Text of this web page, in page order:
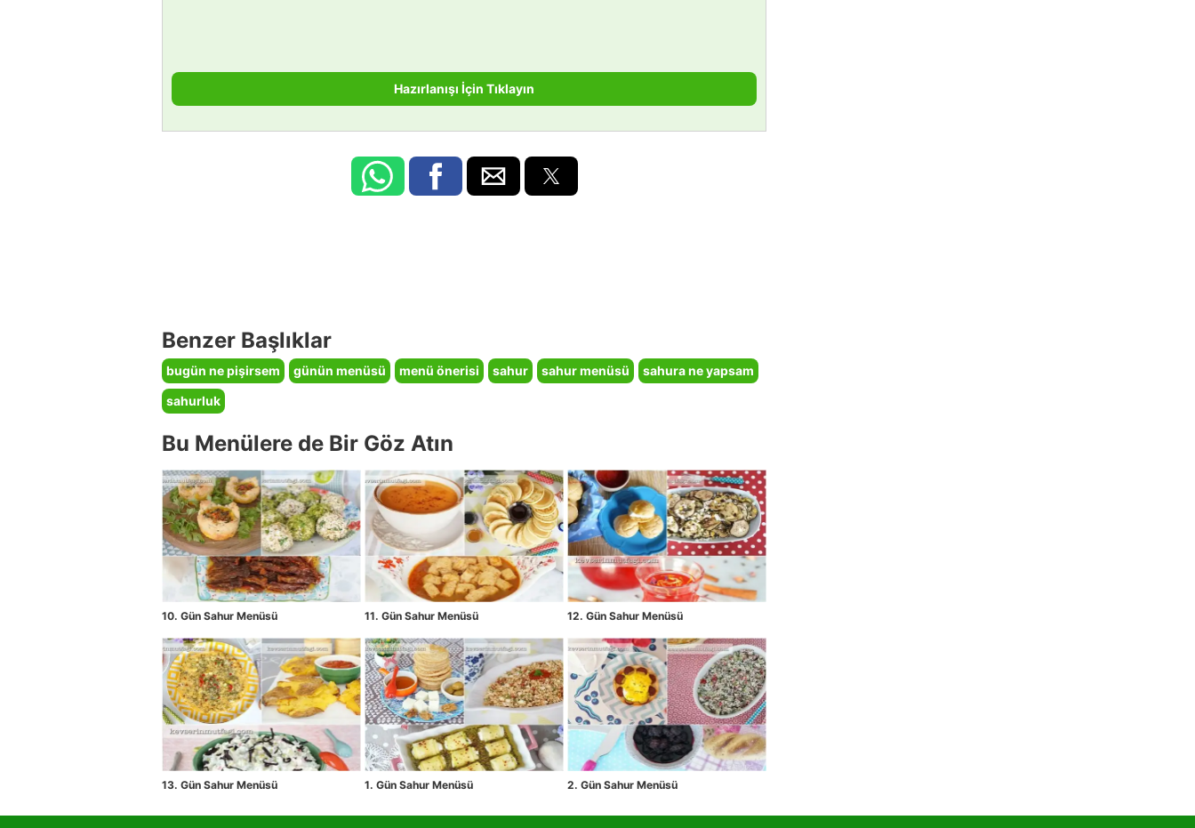
Hazırlanışı İçin Tıklayın
Benzer Başlıklar
bugün ne pişirsem günün menüsü menü önerisi sahur sahur menüsü
sahura ne yapsam
sahurluk
Bu Menülere de Bir Göz Atın
10. Gün Sahur Menüsü 11. Gün Sahur Menüsü 12. Gün Sahur Menüsü
13. Gün Sahur Menüsü 1. Gün Sahur Menüsü 2. Gün Sahur Menüsü